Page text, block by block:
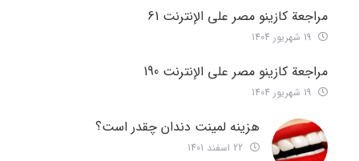
مراجعة كازينو مصر على الإنترنت 61
مراجعة كازينو مصر على الإنترنت 190
هزینه لمینت دندان چقدر است؟